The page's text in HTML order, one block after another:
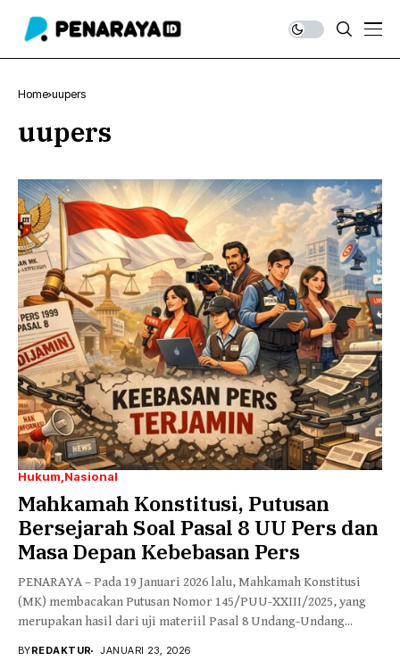
Home uupers
uupers
Hukum Nasional
Mahkamah Konstitusi, Putusan
Bersejarah Soal Pasal 8 UU Pers dan
Masa Depan Kebebasan Pers
PENARAYA – Pada 19 Januari 2026 lalu, Mahkamah Konstitusi
(MK) membacakan Putusan Nomor 145/PUU-XXIII/2025, yang
merupakan hasil dari uji materiil Pasal 8 Undang-Undang...
BYREDAKTUR JANUARI 23, 2026